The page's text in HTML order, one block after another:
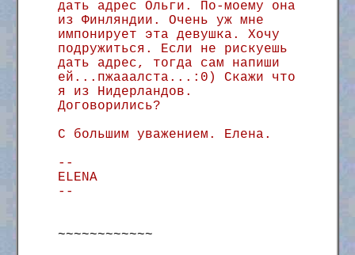
дать адрес Ольги. По-моему она
из Финляндии. Очень уж мне
импонирует эта девушка. Хочу
подружиться. Если не рискуешь
дать адрес, тогда сам напиши
ей...пжааалста...:0) Скажи что
я из Нидерландов.
Договорились?
С большим уважением. Елена.
--
ELENA
--
~~~~~~~~~~~~